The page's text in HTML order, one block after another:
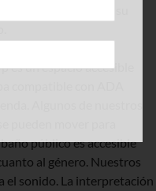
es un espacio accesible
compatible con ADA
Algunos de nuestros
público es accesible
al género. Nuestros
el sonido. La interpretación